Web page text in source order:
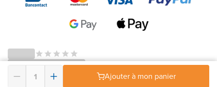
Ajouter à mon panier
© 2026 - X²O Salles de bains – Numéro de TVA : BE0627.861.895 -